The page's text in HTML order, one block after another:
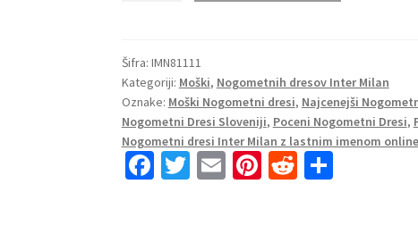
Milan
Gostujoči
2023
Kratek
Rokav
+
Šifra: IMN81111
Kategoriji: Moški, Nogometnih dresov Inter Milan
Oznake: Moški Nogometni dresi, Najcenejši
Nogometni Dresi Sloveniji, Poceni Nogometni Dresi,
Nogometni dresi Inter Milan z lastnim imenom online
Fa T E Pi R S